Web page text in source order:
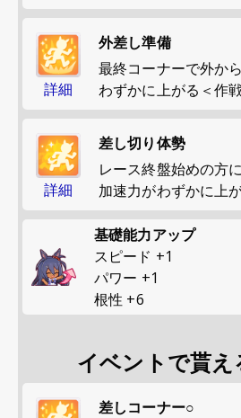
詳細
外差し準備
最終コーナーで外か
わずかに上がる＜作
詳細
差し切り体勢
レース終盤始めの方
加速力がわずかに上
基礎能力アップ
スピード +1
パワー +1
根性 +6
イベントで貰
差しコーナー○